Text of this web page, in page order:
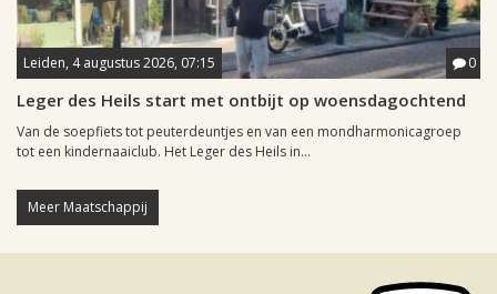
Leiden, 4 augustus 2026, 07:15 0
Leger des Heils start met ontbijt op woensdagochtend
Van de soepfiets tot peuterdeuntjes en van een mondharmonicagroep
tot een kindernaaiclub. Het Leger des Heils in...
Meer Maatschappij